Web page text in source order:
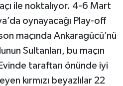
ile noktalıyor. 4-6 Mart
oynayacağı Play-off
maçında Ankaragücü’nü
Sultanları, bu maçın
taraftarı önünde iyi
kırmızı beyazlılar 22